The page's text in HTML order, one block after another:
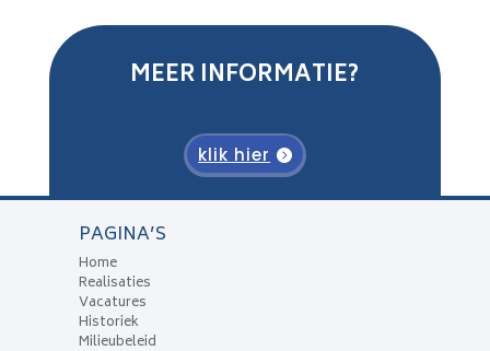
MEER INFORMATIE?
klik hier
PAGINA’S
Home
Realisaties
Vacatures
Historiek
Milieubeleid